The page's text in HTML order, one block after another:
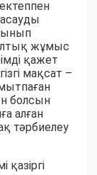
жұмыс
қажет
мақсат –
болсын
алған
тәрбиелеу
қазіргі